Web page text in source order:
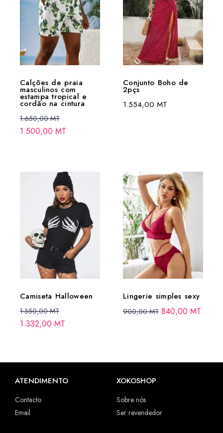
Calções de praia
masculinos com
estampa tropical e
cordão na cintura
1.650,00MT
1.500,00 MT
Conjunto Boho de
2pçs
1.554,00 MT
Camiseta Halloween
1.350,00MT
1.332,00 MT
Lingerie simples sexy
900,00MT 840,00 MT
ATENDIMENTO
Contacto
Email
XOKOSHOP
Sobre nós
Ser revendedor